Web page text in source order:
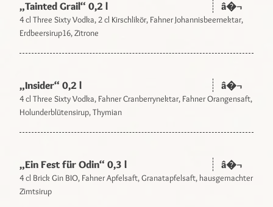
„Tainted Grail“ 0,2 l â�¬
4 cl Three Sixty Vodka, 2 cl Kirschlikör, Fahner Johannisbeernektar,
Erdbeersirup16, Zitrone
„Insider“ 0,2 l â�¬
4 cl Three Sixty Vodka, Fahner Cranberrynektar, Fahner Orangensaft,
Holunderblütensirup, Thymian
„Ein Fest für Odin“ 0,3 l â�¬
4 cl Brick Gin BIO, Fahner Apfelsaft, Granatapfelsaft, hausgemachter
Zimtsirup